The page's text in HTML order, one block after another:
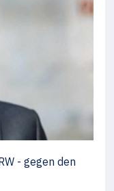
- gegen den